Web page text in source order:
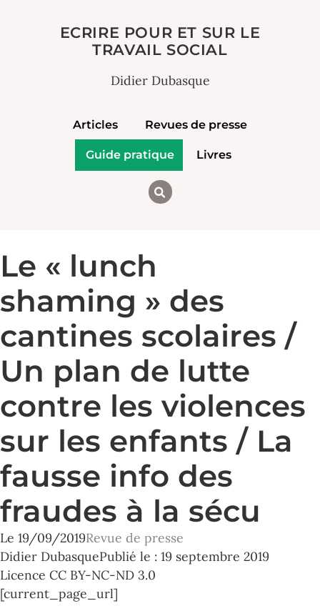
ECRIRE POUR ET SUR LE
TRAVAIL SOCIAL
Didier Dubasque
Articles Revues de presse
Guide pratique Livres
Le « lunch
shaming » des
cantines scolaires /
Un plan de lutte
contre les violences
sur les enfants / La
fausse info des
fraudes à la sécu
Le 19/09/2019Revue de presse
Didier DubasquePublié le : 19 septembre 2019
Licence CC BY-NC-ND 3.0
[current_page_url]